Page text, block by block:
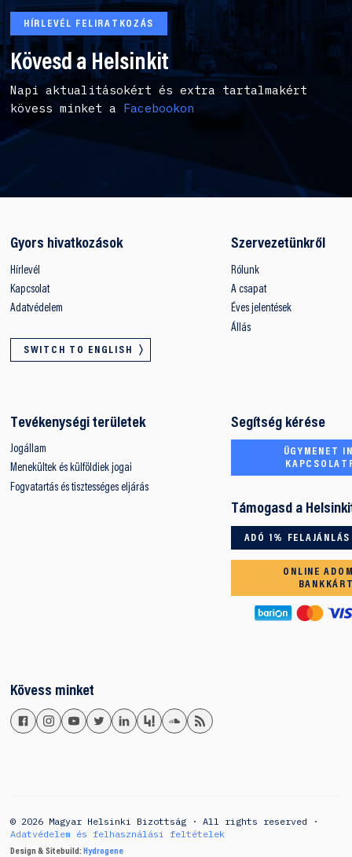
HÍRLEVÉL FELIRATKOZÁS
Kövesd a Helsinkit
Napi aktualitásokért és extra tartalmakért
kövess minket a Facebookon
Gyors hivatkozások
Hírlevél
Kapcsolat
Adatvédelem
SWITCH TO ENGLISH
Szervezetünkről
Rólunk
A csapat
Éves jelentések
Állás
Tevékenységi területek
Jogállam
Menekültek és külföldiek jogai
Fogvatartás és tisztességes eljárás
Segítség kérése
ÜGYMENET
Támogasd a
ADÓ 1% FELAJÁNLÁS
ONLINE
Kövess minket
© 2026 Magyar Helsinki Bizottság · All rights reserved ·
Adatvédelem és felhasználási feltételek
Design & Sitebuild: Hydrogene